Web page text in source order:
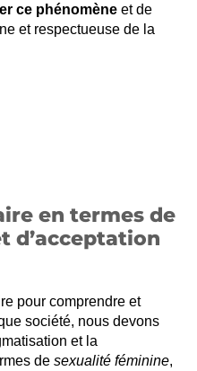
ce phénomène et de
et respectueuse de la
en termes de
d’acceptation
pour comprendre et
société, nous devons
et la
de sexualité féminine,